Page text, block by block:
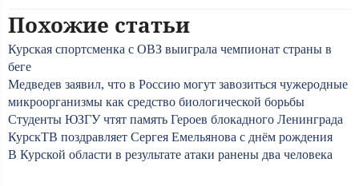
Похожие статьи
Курская спортсменка с ОВЗ выиграла чемпионат страны в
беге
Медведев заявил, что в Россию могут завозиться чужеродные
микроорганизмы как средство биологической борьбы
Студенты ЮЗГУ чтят память Героев блокадного Ленинграда
КурскТВ поздравляет Сергея Емельянова с днём рождения
В Курской области в результате атаки ранены два человека